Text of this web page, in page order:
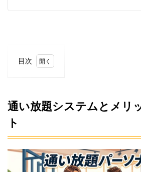
目次
シス
テム
ト・
リッ
通い放題システムとメリ
ト